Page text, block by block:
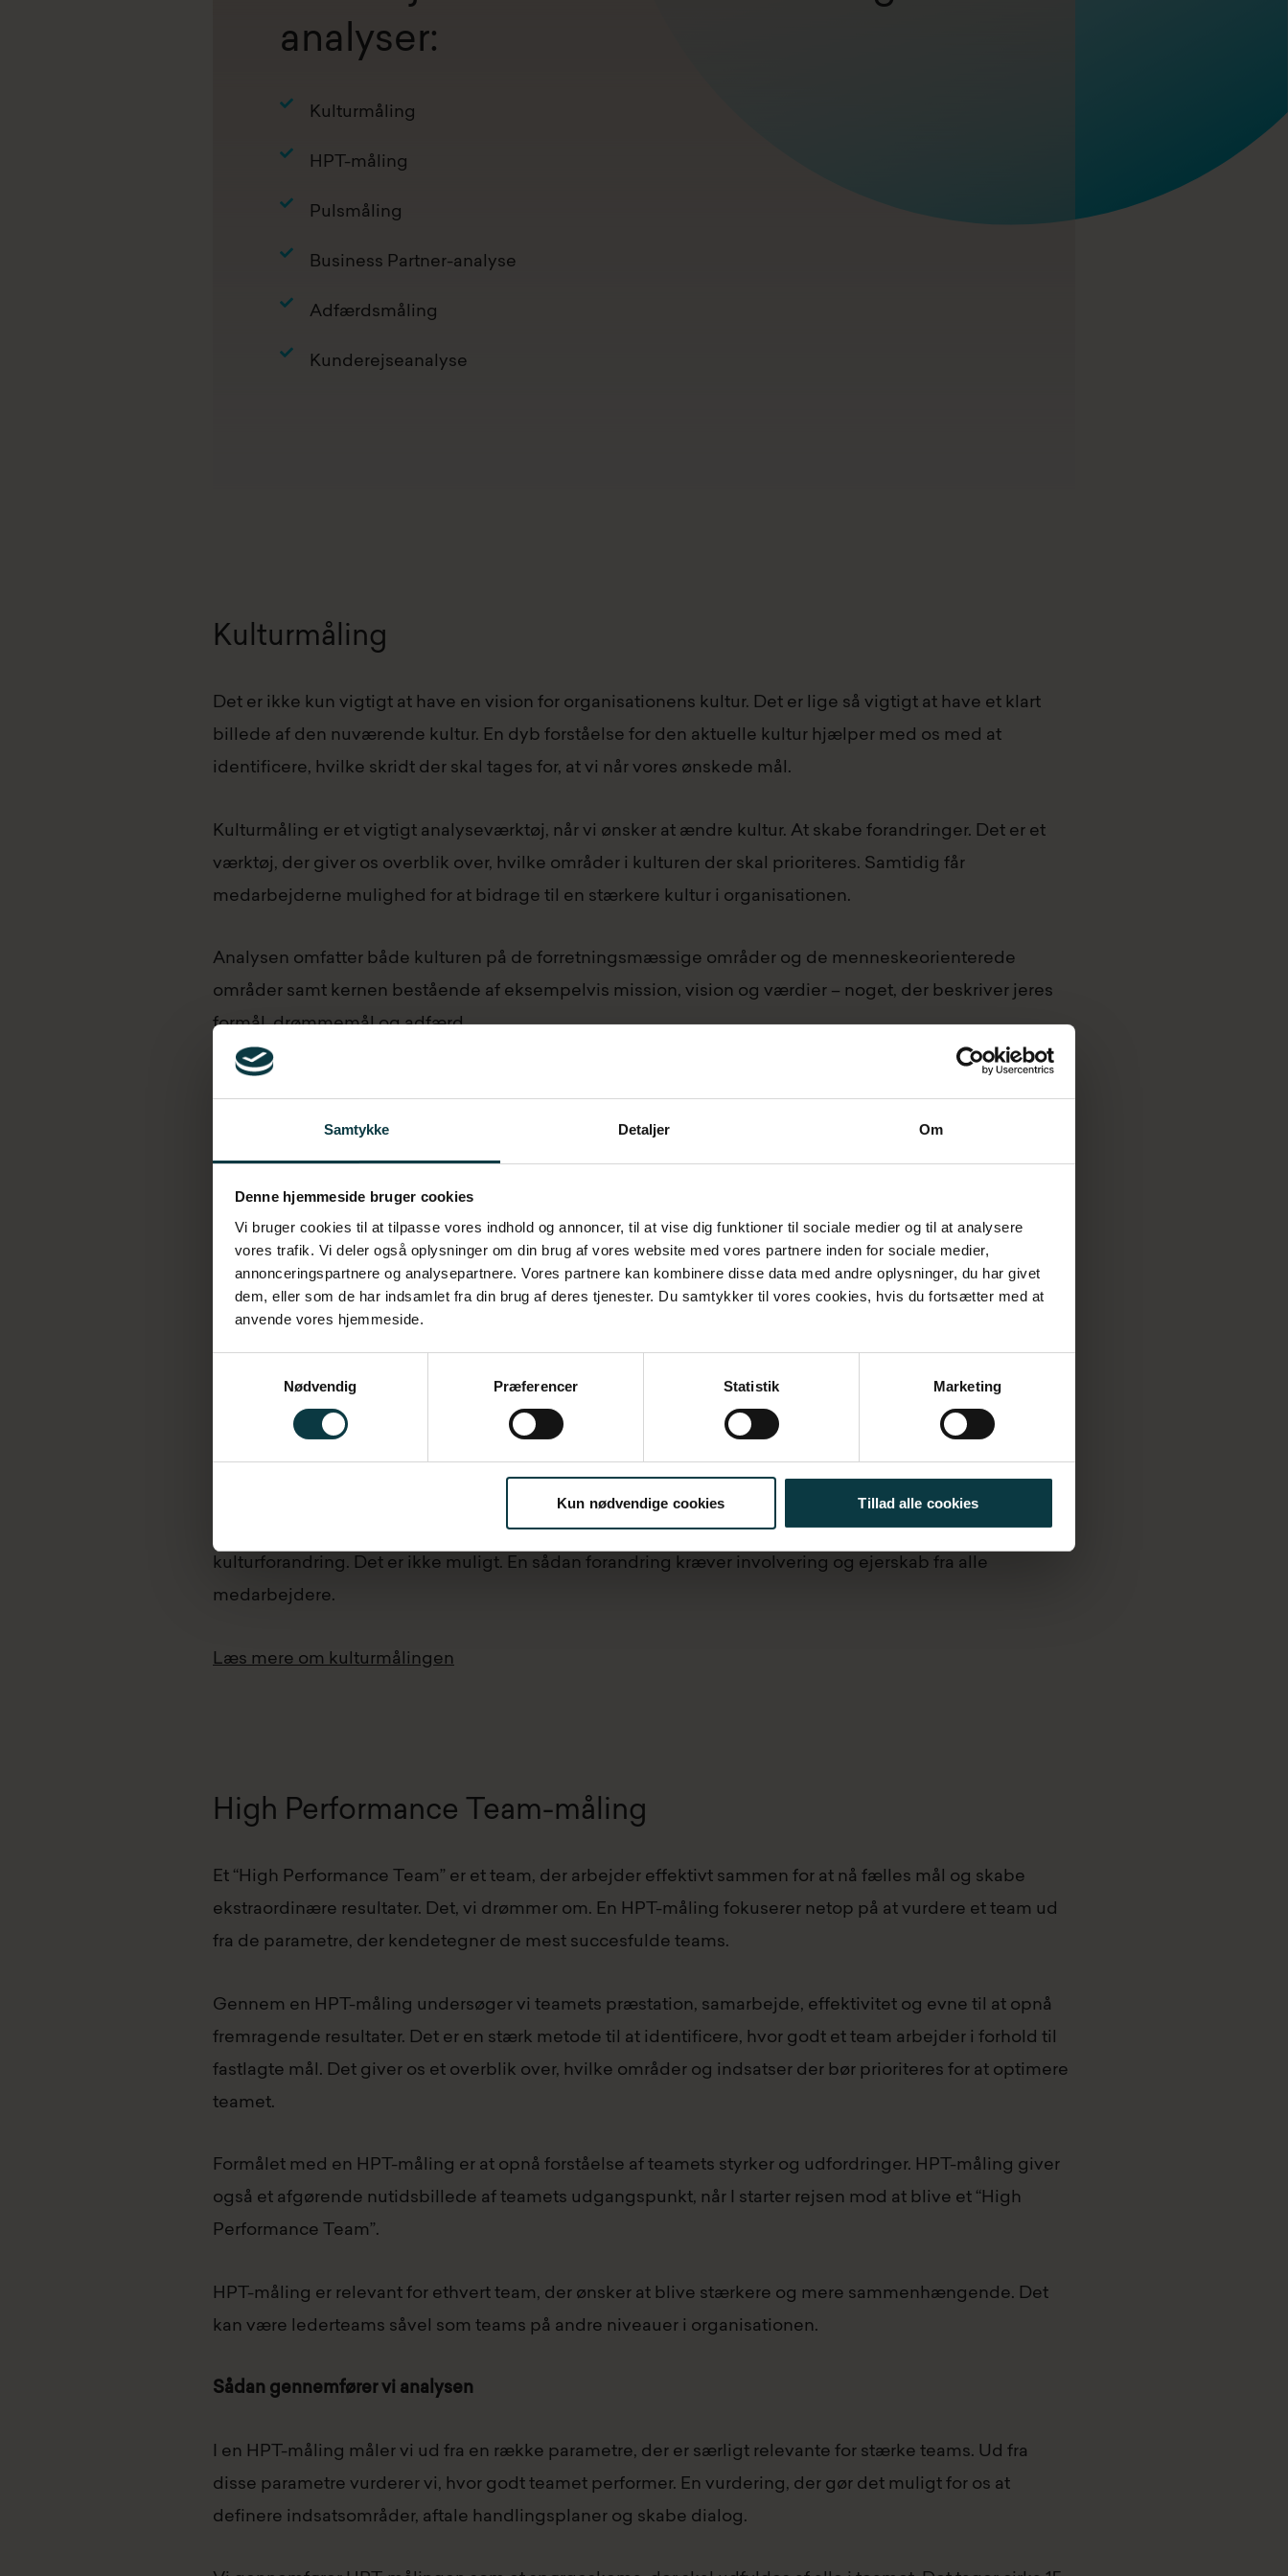
Samtykke Detaljer Om
Denne hjemmeside bruger cookies
Vi bruger cookies til at tilpasse vores indhold og annoncer, til at vise dig funktioner til sociale medier og til at analysere
vores trafik. Vi deler også oplysninger om din brug af vores website med vores partnere inden for sociale medier,
annonceringspartnere og analysepartnere. Vores partnere kan kombinere disse data med andre oplysninger, du har givet
dem, eller som de har indsamlet fra din brug af deres tjenester. Du samtykker til vores cookies, hvis du fortsætter med at
anvende vores hjemmeside.
Nødvendig
Præferencer Statistik Marketing
Kun nødvendige cookies Tillad alle cookies
analyser:
Kulturmåling
HPT-måling
Pulsmåling
Business Partner-analyse
Adfærdsmåling
Kunderejseanalyse
Kulturmåling
Det er ikke kun vigtigt at have en vision for organisationens kultur. Det er lige så vigtigt at have et klart
billede af den nuværende kultur. En dyb forståelse for den aktuelle kultur hjælper med os med at
identificere, hvilke skridt der skal tages for, at vi når vores ønskede mål.
Kulturmåling er et vigtigt analyseværktøj, når vi ønsker at ændre kultur. At skabe forandringer. Det er et
værktøj, der giver os overblik over, hvilke områder i kulturen der skal prioriteres. Samtidig får
medarbejderne mulighed for at bidrage til en stærkere kultur i organisationen.
Analysen omfatter både kulturen på de forretningsmæssige områder og de menneskeorienterede
områder samt kernen bestående af eksempelvis mission, vision og værdier – noget, der beskriver jeres
formål, drømmemål og adfærd.
Sådan gennemfører vi analysen
En kulturmåling udføres gennem et spørgeskema, der typisk besvares af alle i organisationen. Det tager
Samlet giver det os et klart billede af, hvordan kulturen lever i dag. Et billede vi deler med resten af
I en kulturmåling er det afgørende at inkludere hele organisationen, for lederne kan ikke alene drive en
kulturforandring. Det er ikke muligt. En sådan forandring kræver involvering og ejerskab fra alle
medarbejdere.
Læs mere om kulturmålingen
High Performance Team-måling
Et “High Performance Team” er et team, der arbejder effektivt sammen for at nå fælles mål og skabe
ekstraordinære resultater. Det, vi drømmer om. En HPT-måling fokuserer netop på at vurdere et team ud
fra de parametre, der kendetegner de mest succesfulde teams.
Gennem en HPT-måling undersøger vi teamets præstation, samarbejde, effektivitet og evne til at opnå
fremragende resultater. Det er en stærk metode til at identificere, hvor godt et team arbejder i forhold til
fastlagte mål. Det giver os et overblik over, hvilke områder og indsatser der bør prioriteres for at optimere
teamet.
Formålet med en HPT-måling er at opnå forståelse af teamets styrker og udfordringer. HPT-måling giver
også et afgørende nutidsbillede af teamets udgangspunkt, når I starter rejsen mod at blive et “High
Performance Team”.
HPT-måling er relevant for ethvert team, der ønsker at blive stærkere og mere sammenhængende. Det
kan være lederteams såvel som teams på andre niveauer i organisationen.
Sådan gennemfører vi analysen
I en HPT-måling måler vi ud fra en række parametre, der er særligt relevante for stærke teams. Ud fra
disse parametre vurderer vi, hvor godt teamet performer. En vurdering, der gør det muligt for os at
definere indsatsområder, aftale handlingsplaner og skabe dialog.